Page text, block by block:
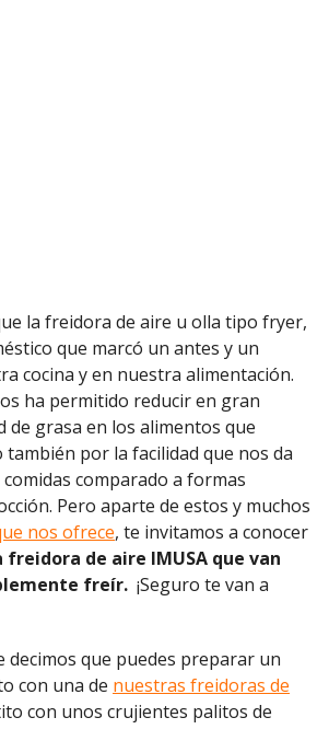
la freidora de aire u olla tipo fryer,
que marcó un antes y un
cocina y en nuestra alimentación.
ha permitido reducir en gran
de grasa en los alimentos que
también por la facilidad que nos da
comparado a formas
Pero aparte de estos y muchos
nos ofrece, te invitamos a conocer
freidora de aire IMUSA que van
freír. ¡Seguro te van a
decimos que puedes preparar un
con una de nuestras freidoras de
con unos crujientes palitos de